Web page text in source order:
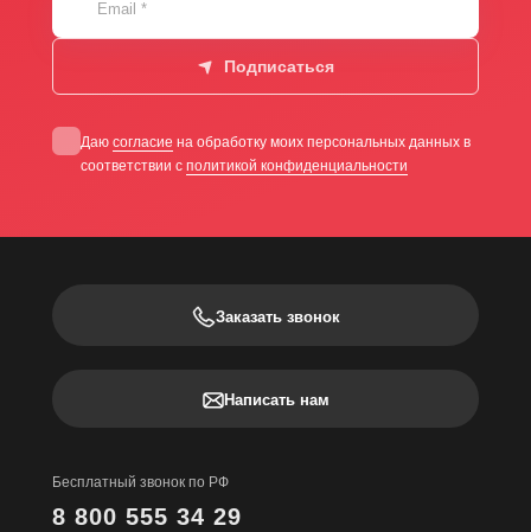
Email *
Подписаться
Даю согласие на обработку моих персональных данных в
соответствии с политикой конфиденциальности
Заказать звонок
Написать нам
Бесплатный звонок по РФ
8 800 555 34 29